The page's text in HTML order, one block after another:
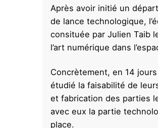
Après avoir initié un
de lance technologique,
consituée par Julien Taib
l’art numérique dans
Concrètement, en 14
étudié la faisabilité de
et fabrication des parties
avec eux la partie
place.